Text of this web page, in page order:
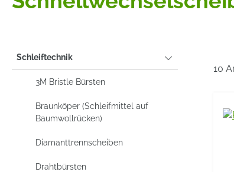
Schleiftechnik
3M Bristle Bürsten
Braunköper (Schleifmittel auf
Baumwollrücken)
Diamanttrennscheiben
Drahtbürsten
10